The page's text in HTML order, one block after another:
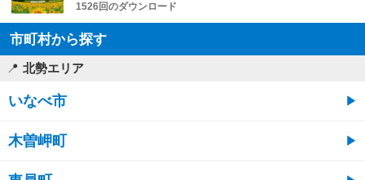
1526回のダウンロード
市町村から探す
北勢エリア
いなべ市
木曽岬町